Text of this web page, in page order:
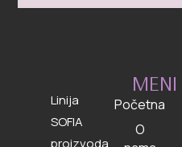
Linija
SOFIA
proizvoda
MENI
Početna
O